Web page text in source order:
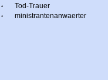
Tod-Trauer
ministrantenanwaerter